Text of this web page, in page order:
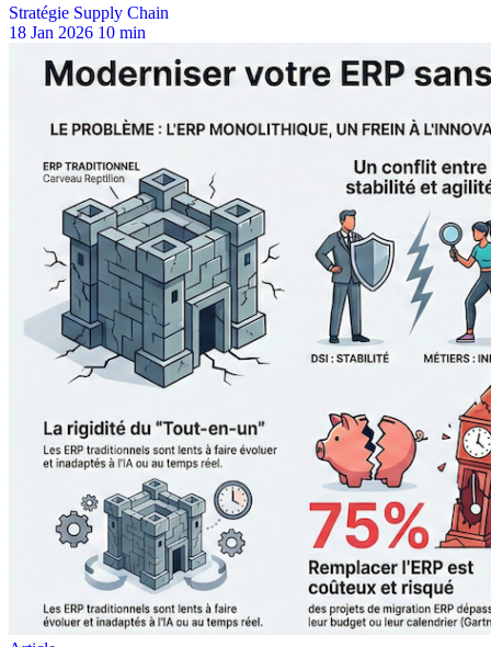
Stratégie Supply Chain
18 Jan 2026 10 min